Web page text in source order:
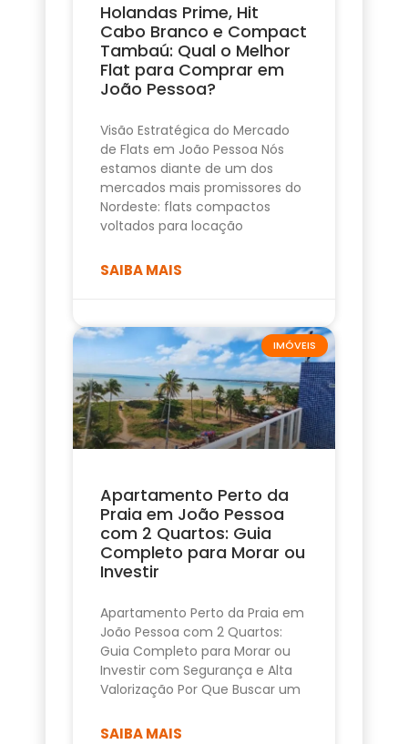
Holandas Prime, Hit
Cabo Branco e Compact
Tambaú: Qual o Melhor
Flat para Comprar em
João Pessoa?
Visão Estratégica do Mercado
de Flats em João Pessoa Nós
estamos diante de um dos
mercados mais promissores do
Nordeste: flats compactos
voltados para locação
SAIBA MAIS
IMÓVEIS
Apartamento Perto da
Praia em João Pessoa
com 2 Quartos: Guia
Completo para Morar ou
Investir
Apartamento Perto da Praia em
João Pessoa com 2 Quartos:
Guia Completo para Morar ou
Investir com Segurança e Alta
Valorização Por Que Buscar um
SAIBA MAIS